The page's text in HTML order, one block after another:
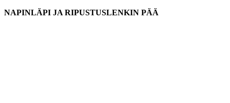
NAPINLÄPI JA RIPUSTUSLENKIN PÄÄ